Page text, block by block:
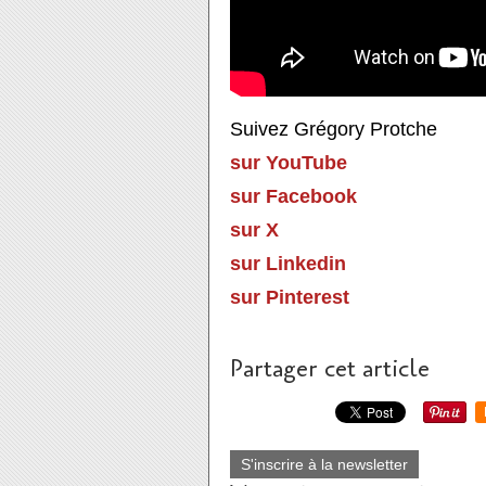
Suivez Grégory Protche
sur YouTube
sur Facebook
sur X
sur Linkedin
sur Pinterest
Partager cet article
S'inscrire à la newsletter